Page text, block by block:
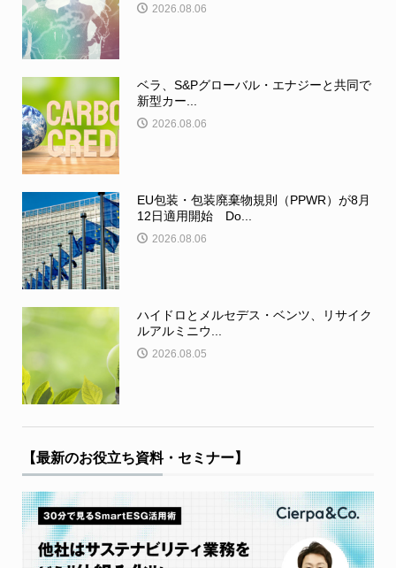
2026.08.06
ベラ、S&Pグローバル・エナジーと共同で
新型カー...
2026.08.06
EU包装・包装廃棄物規則（PPWR）が8月
12日適用開始 Do...
2026.08.06
ハイドロとメルセデス・ベンツ、リサイク
ルアルミニウ...
2026.08.05
【最新のお役立ち資料・セミナー】